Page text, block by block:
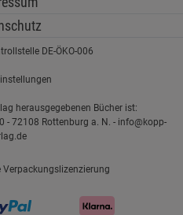
DE-ÖKO-006
herausgegebenen Bücher ist:
- 72108 Rottenburg a. N. - info@kopp-
Verpackungslizenzierung